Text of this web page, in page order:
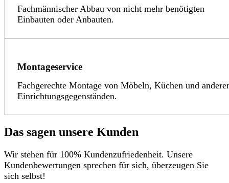
Fachmännischer Abbau von nicht mehr benötigten
Einbauten oder Anbauten.
Montageservice
Fachgerechte Montage von Möbeln, Küchen und
Einrichtungsgegenständen.
Das sagen unsere Kunden
Wir stehen für 100% Kundenzufriedenheit. Unsere
Kundenbewertungen sprechen für sich, überzeugen Sie
sich selbst!